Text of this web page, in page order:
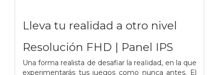
Lleva tu realidad a otro nivel
Resolución FHD | Panel IPS
Una forma realista de desafiar la reaIidad, en la que
experimentarás tus juegos como nunca antes. El